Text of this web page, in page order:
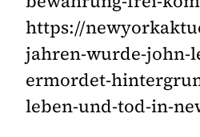
https://
jahren-wurde-john-
ermordet-
leben-und-tod-in-